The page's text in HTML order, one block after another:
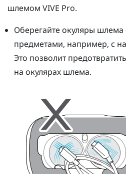
шлемом VIVE Pro.
Оберегайте окуляры шлема
предметами, например, с
Это позволит
на окулярах шлема.